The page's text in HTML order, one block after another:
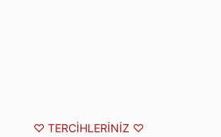
⁠♡ TERCİHLERİNİZ ⁠♡